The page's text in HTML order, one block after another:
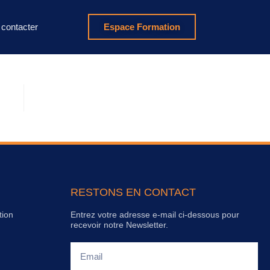
Espace Formation
RESTONS EN CONTACT
Entrez votre adresse e-mail ci-dessous pour
recevoir notre Newsletter.